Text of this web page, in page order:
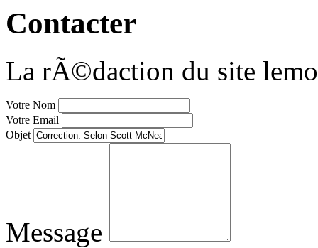
Contacter
La rÃ©daction du site
Votre Nom
Votre Email
Objet
Message